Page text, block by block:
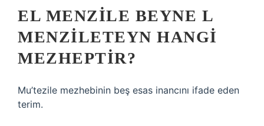
EL MENZILE BEYNE L
MENZILETEYN HANGI
MEZHEPTIR?
Mu’tezile mezhebinin beş esas inancını ifade eden
terim.